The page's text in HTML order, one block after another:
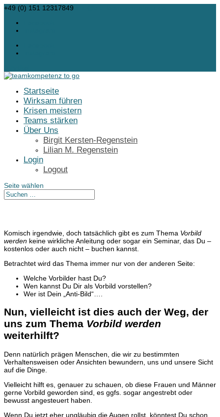
+49 (0) 151 12317849
Startseite
Wirksam führen
Krisen meistern
Teams stärken
Über Uns
Birgit Kersten-Regenstein
Lilian M. Regenstein
Login
Logout
Seite wählen
Komisch irgendwie, doch tatsächlich gibt es zum Thema Vorbild
werden keine wirkliche Anleitung oder sogar ein Seminar, das Du –
kostenlos oder auch nicht – buchen kannst.
Betrachtet wird das Thema immer nur von der anderen Seite:
Welche Vorbilder hast Du?
Wen kannst Du Dir als Vorbild vorstellen?
Wer ist Dein „Anti-Bild“….
Nun, vielleicht ist dies auch der Weg, der
uns zum Thema Vorbild werden
weiterhilft?
Denn natürlich prägen Menschen, die wir zu bestimmten
Verhaltensweisen oder Ansichten bewundern, uns und unsere Sicht
auf die Dinge.
Vielleicht hilft es, genauer zu schauen, ob diese Frauen und Männer
gerne Vorbild geworden sind, es ggfs. sogar angestrebt oder
bewusst angesteuert haben.
Wenn Du jetzt eher ungläubig die Augen rollst, könntest Du schon